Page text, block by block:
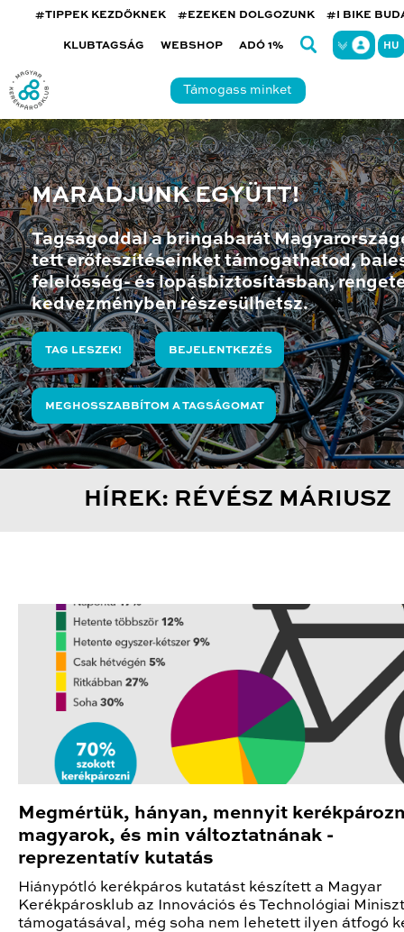
#TIPPEK KEZDŐKNEK #EZEKEN DOLGOZUNK #I BIKE
KLUBTAGSÁG WEBSHOP ADÓ 1% HU
Támogass minket
MARADJUNK EGYÜTT!
Tagságoddal a bringabarát
tett erőfeszítéseinket támogathatod,
felelősség- és lopásbiztosításban,
kedvezményben részesülhetsz.
TAG LESZEK! BEJELENTKEZÉS
MEGHOSSZABBÍTOM A TAGSÁGOMAT
HÍREK: RÉVÉSZ MÁRIUSZ
Megmértük, hányan, mennyit
magyarok, és min változtatnának -
reprezentatív kutatás
Hiánypótló kerékpáros kutatást készített a Magyar
Kerékpárosklub az Innovációs és Technológiai
támogatásával, még soha nem lehetett ilyen átfogó